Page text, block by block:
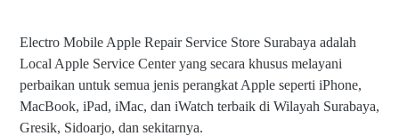
Electro Mobile Apple Repair Service Store Surabaya adalah
Local Apple Service Center yang secara khusus melayani
perbaikan untuk semua jenis perangkat Apple seperti iPhone,
MacBook, iPad, iMac, dan iWatch terbaik di Wilayah Surabaya,
Gresik, Sidoarjo, dan sekitarnya.